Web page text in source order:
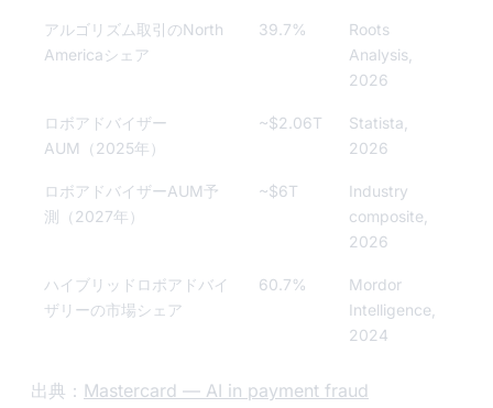
アルゴリズム取引のNorth
Americaシェア
39.7%
Roots
Analysis,
2026
ロボアドバイザー
AUM（2025年）
~$2.06T
Statista,
2026
ロボアドバイザーAUM予
測（2027年）
~$6T
Industry
composite,
2026
ハイブリッドロボアドバイ
ザリーの市場シェア
60.7%
Mordor
Intelligence,
2024
出典： Mastercard — AI in payment fraud